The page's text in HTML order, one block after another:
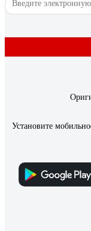
Низкая цена
Установите